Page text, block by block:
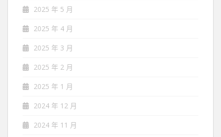
2025 年 5 月
2025 年 4 月
2025 年 3 月
2025 年 2 月
2025 年 1 月
2024 年 12 月
2024 年 11 月